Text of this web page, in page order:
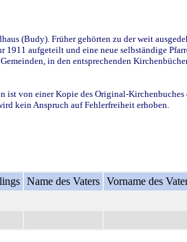
(Budy). Früher gehörten zu der weit
aufgeteilt und eine neue selbständige
in den entsprechenden
von einer Kopie des Original-
kein Anspruch auf Fehlerfreiheit erhoben.
Name des Vaters Vorname des